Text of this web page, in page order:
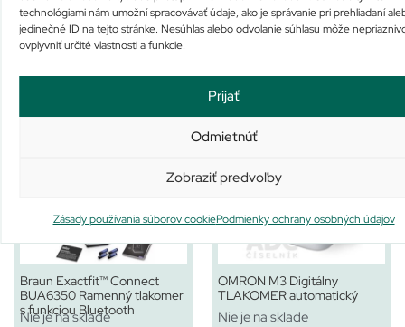
technológiami nám umožní spracovávať údaje, ako je správanie pri prehliadaní
jedinečné ID na tejto stránke. Nesúhlas alebo odvolanie súhlasu môže
ovplyvniť určité vlastnosti a funkcie.
Prijať
Odmietnúť
Zobraziť predvoľby
Zásady používania súborov cookiePodmienky ochrany osobných údajov
Slovenská pošta
3,70 €
Podobné produkty
Braun Exactfit™ Connect
BUA6350 Ramenný tlakomer
s funkciou Bluetooth
Nie je na sklade
OMRON M3 Digitálny
TLAKOMER automatický
Nie je na sklade